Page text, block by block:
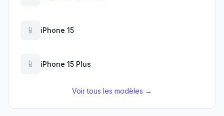
📱 iPhone 15
📱 iPhone 15 Plus
Voir tous les modèles →